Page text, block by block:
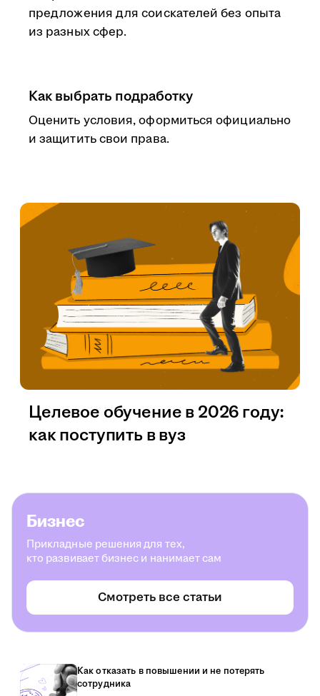
предложения для соискателей без опыта
из разных сфер.
Как выбрать подработку
Оценить условия, оформиться официально
и защитить свои права.
Целевое обучение в 2026 году:
как поступить в вуз
Бизнес
Прикладные решения для тех,
кто развивает бизнес и нанимает сам
Смотреть все статьи
Как отказать в повышении и не потерять
сотрудника